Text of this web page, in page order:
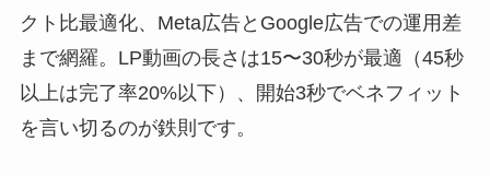
クト比最適化、Meta広告とGoogle広告での運用差
まで網羅。LP動画の長さは15〜30秒が最適（45秒
以上は完了率20%以下）、開始3秒でベネフィット
を言い切るのが鉄則です。